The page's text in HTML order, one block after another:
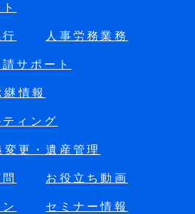
人事労務業務
サポート
継情報
ィング
更・遺産管理
お役立ち動画
セミナー情報